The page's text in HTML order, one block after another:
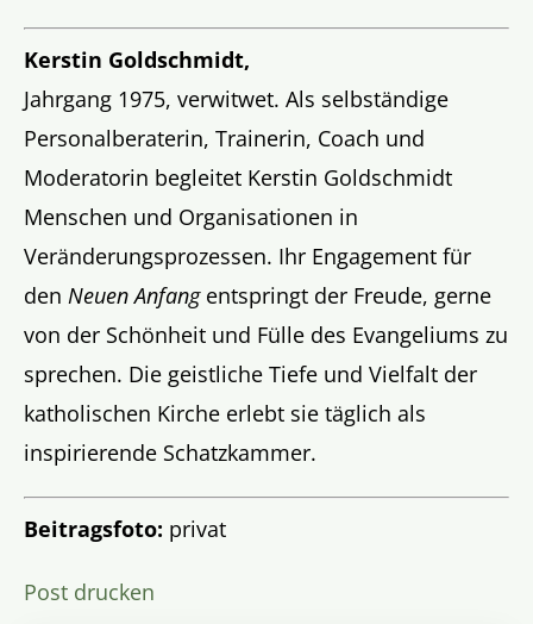
Kerstin Goldschmidt,
Jahrgang 1975, verwitwet. Als selbständige
Personalberaterin, Trainerin, Coach und
Moderatorin begleitet Kerstin Goldschmidt
Menschen und Organisationen in
Veränderungsprozessen. Ihr Engagement für
den Neuen Anfangentspringt der Freude, gerne
von der Schönheit und Fülle des Evangeliums zu
sprechen. Die geistliche Tiefe und Vielfalt der
katholischen Kirche erlebt sie täglich als
inspirierende Schatzkammer.
Beitragsfoto: privat
Post drucken